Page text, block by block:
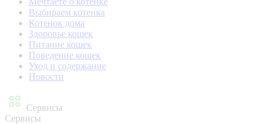
Выбираем котенка
Котенок дома
Здоровье кошек
Питание кошек
Поведение кошек
Уход и содержание
Новости
Сервисы
Сервисы